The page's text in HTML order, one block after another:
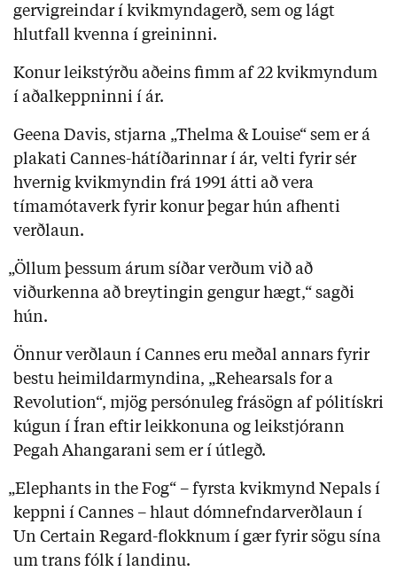
gervigreindar í kvikmyndagerð, sem og lágt
hlutfall kvenna í greininni.
Konur leikstýrðu aðeins fimm af 22 kvikmyndum
í aðalkeppninni í ár.
Geena Davis, stjarna „Thelma & Louise“ sem er á
plakati Cannes-hátíðarinnar í ár, velti fyrir sér
hvernig kvikmyndin frá 1991 átti að vera
tímamótaverk fyrir konur þegar hún afhenti
verðlaun.
„Öllum þessum árum síðar verðum við að
viðurkenna að breytingin gengur hægt,“ sagði
hún.
Önnur verðlaun í Cannes eru meðal annars fyrir
bestu heimildarmyndina, „Rehearsals for a
Revolution“, mjög persónuleg frásögn af pólitískri
kúgun í Íran eftir leikkonuna og leikstjórann
Pegah Ahangarani sem er í útlegð.
„Elephants in the Fog“ – fyrsta kvikmynd Nepals í
keppni í Cannes – hlaut dómnefndarverðlaun í
Un Certain Regard-flokknum í gær fyrir sögu sína
um trans fólk í landinu.